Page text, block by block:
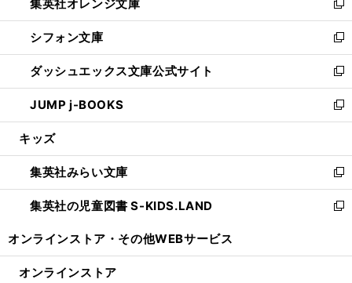
く
で
開
く
ド
ウ
で
開
く
い
ウ
ィ
ン
ド
ウ
で
開
集英社オレンジ文庫
新
し
い
ウ
ィ
ン
ド
ウ
開
く
シフォン文庫
新
し
い
ウ
ィ
ン
ウ
で
開
く
ダッシュエックス文庫公式サイト
新
し
い
ウ
ン
ド
ウ
で
JUMP j-BOOKS
新
し
ウ
ィ
ン
ド
開
キッズ
集英社みらい文庫
新
し
い
ン
集英社の児童図書 S-KIDS.LAND
新
ウ
オンラインストア・ その他WEBサービス
オンラインストア